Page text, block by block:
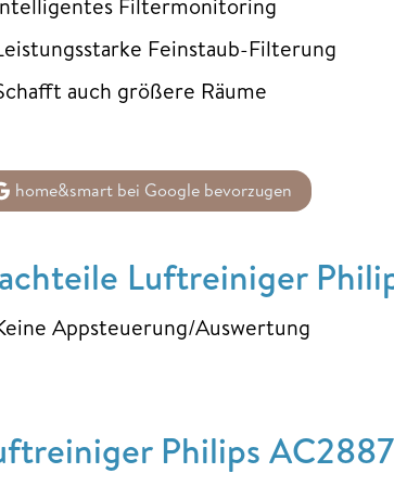
Feinstaub-Filterung
auch größere Räume
home&smart bei Google bevorzugen
Luftreiniger
Appsteuerung/Auswertung
Philips